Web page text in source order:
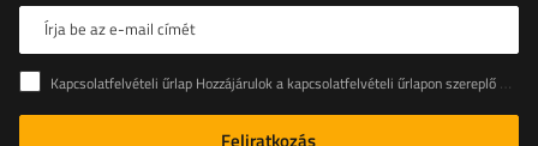
Írja be az e-mail címét
Kapcsolatfelvételi űrlap Hozzájárulok a kapcsolatfelvételi űrlapon szereplő személyes adataimnak az Európai Parlament és a Tanács (EU) rendeletével összhangban történő kezeléséhez
Feliratkozás